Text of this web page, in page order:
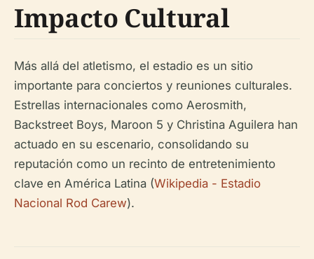
Impacto Cultural
Más allá del atletismo, el estadio es un sitio
importante para conciertos y reuniones culturales.
Estrellas internacionales como Aerosmith,
Backstreet Boys, Maroon 5 y Christina Aguilera han
actuado en su escenario, consolidando su
reputación como un recinto de entretenimiento
clave en América Latina (Wikipedia - Estadio
Nacional Rod Carew).